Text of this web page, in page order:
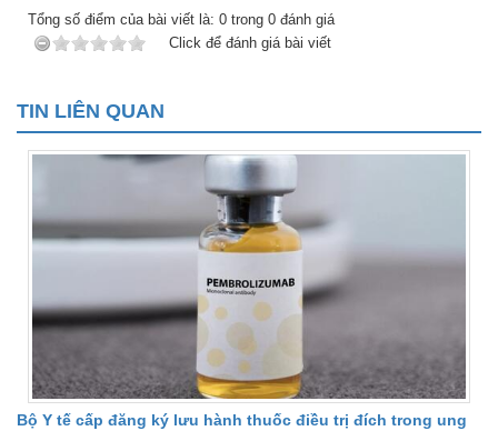
Tổng số điểm của bài viết là: 0 trong 0 đánh giá
Click để đánh giá bài viết
TIN LIÊN QUAN
Bộ Y tế cấp đăng ký lưu hành thuốc điều trị đích trong ung